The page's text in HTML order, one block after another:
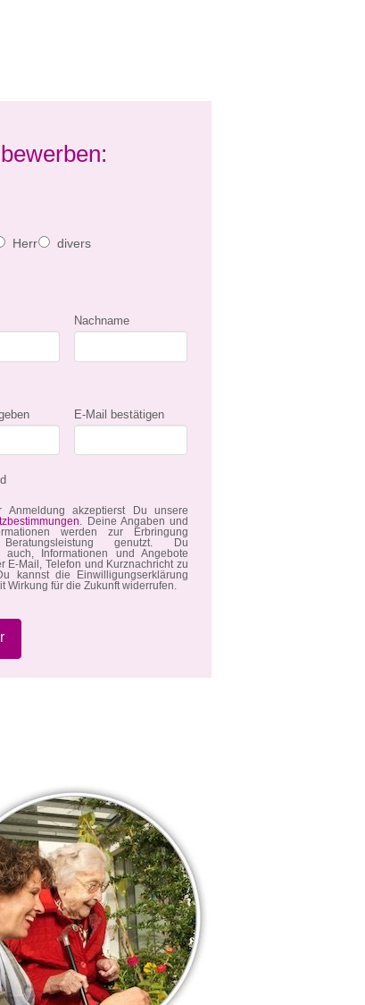
Herr divers
Nachname
E-Mail bestätigen
Anmeldung akzeptierst Du unsere
. Deine Angaben und
werden zur Erbringung
genutzt. Du
auch, Informationen und Angebote
E-Mail, Telefon und Kurznachricht zu
kannst die Einwilligungserklärung
Wirkung für die Zukunft widerrufen.